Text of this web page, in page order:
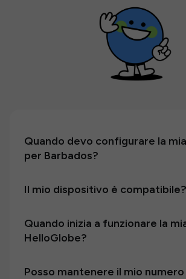
Quando devo configurare la
per Barbados?
Il mio dispositivo è compatibile?
Quando inizia a funzionare la
HelloGlobe?
Posso mantenere il mio